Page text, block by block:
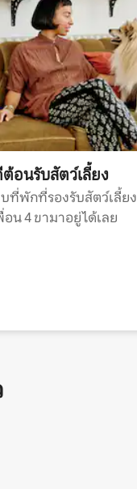
อนรับสัตว์เลี้ยง
ที่พักที่รองรับสัตว์เลี้ยง
น 4 ขามาอยู่ได้เลย